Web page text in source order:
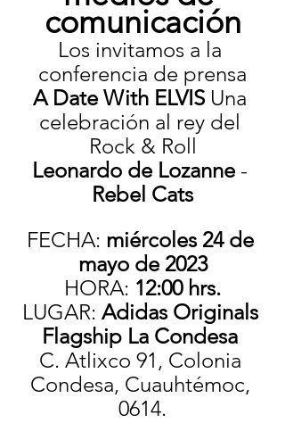
comunicación
Los invitamos a la
conferencia de prensa
A Date With ELVIS Una
celebración al rey del
Rock & Roll
Leonardo de Lozanne -
Rebel Cats
FECHA: miércoles 24 de
mayo de 2023
HORA: 12:00 hrs.
LUGAR: Adidas Originals
Flagship La Condesa
C. Atlixco 91, Colonia
Condesa, Cuauhtémoc,
0614.